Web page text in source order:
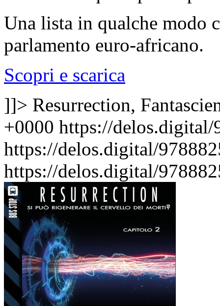
Una lista in qualche modo
parlamento euro-africano.
Scopri e scarica
]]> Resurrection,
+0000 https://delos.digital/
https://delos.digital/
https://delos.digital/